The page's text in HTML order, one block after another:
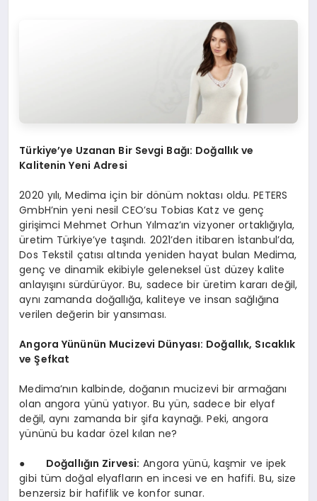
Türkiye’ye Uzanan Bir Sevgi Bağı: Doğallık ve
Kalitenin Yeni Adresi
2020 yılı, Medima için bir dönüm noktası oldu. PETERS
GmbH’nin yeni nesil CEO’su Tobias Katz ve genç
girişimci Mehmet Orhun Yılmaz’ın vizyoner ortaklığıyla,
üretim Türkiye’ye taşındı. 2021’den itibaren İstanbul’da,
Dos Tekstil çatısı altında yeniden hayat bulan Medima,
genç ve dinamik ekibiyle geleneksel üst düzey kalite
anlayışını sürdürüyor. Bu, sadece bir üretim kararı değil,
aynı zamanda doğallığa, kaliteye ve insan sağlığına
verilen değerin bir yansıması.
Angora Yününün Mucizevi Dünyası: Doğallık, Sıcaklık
ve Şefkat
Medima’nın kalbinde, doğanın mucizevi bir armağanı
olan angora yünü yatıyor. Bu yün, sadece bir elyaf
değil, aynı zamanda bir şifa kaynağı. Peki, angora
yününü bu kadar özel kılan ne?
● Doğallığın Zirvesi: Angora yünü, kaşmir ve ipek
gibi tüm doğal elyafların en incesi ve en hafifi. Bu, size
benzersiz bir hafiflik ve konfor sunar.